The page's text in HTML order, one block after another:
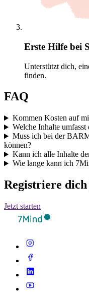
Erste Hilfe bei
Unterstützt dich,
finden.
FAQ
Kommen Kosten auf
Welche Inhalte umfasst
Muss ich bei der
können?
Kann ich alle Inhalte
Wie lange kann ich
Registriere
Jetzt starten